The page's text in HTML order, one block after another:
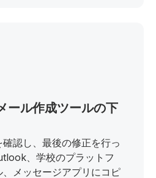
ール作成ツールの下
認し、最後の修正を行っ
、学校のプラットフ
メッセージアプリにコピ